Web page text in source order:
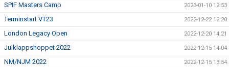
SPIF Masters Camp 2023-01-10 12:53
Terminstart VT23 2022-12-22 12:20
London Legacy Open 2022-12-20 14:21
Julklappshoppet 2022 2022-12-15 14:04
NM/NJM 2022 2022-12-15 13:54